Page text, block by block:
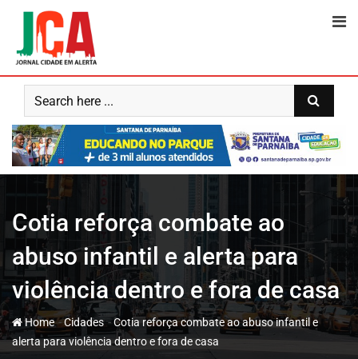
content
Cotia reforça combate ao
abuso infantil e alerta para
violência dentro e fora de casa
Home-Cidades-Cotia reforça combate ao abuso infantil e
alerta para violência dentro e fora de casa